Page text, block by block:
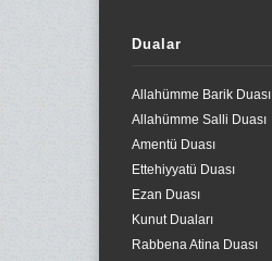
Dualar
Allahümme Barik Duası
Allahümme Salli Duası
Amentü Duası
Ettehiyyatü Duası
Ezan Duası
Kunut Duaları
Rabbena Atina Duası